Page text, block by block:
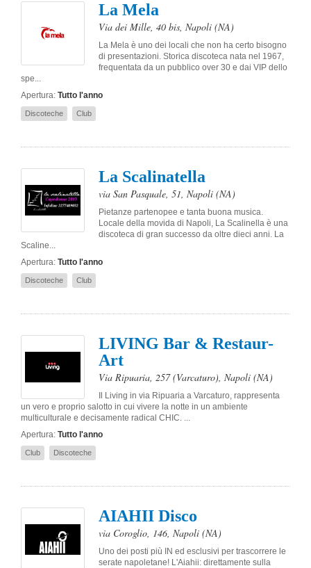
La Mela
Via dei Mille, 40 bis, Napoli (NA)
La Mela è uno dei locali che non ha certo bisogno
di presentazioni. Storica discoteca nata nel 1967,
frequentata da un pubblico over 30 e dai VIP dello
spe...
Apertura: Tutto l'anno
Discoteche Club
La Scalinatella
via San Pasquale, 51, Napoli (NA)
Pietanze partenopee e tanta buona musica.
Locale della movida di Napoli, La Scalinella è una
discoteca di gran successo da oltre dieci anni. La
Scaline...
Apertura: Tutto l'anno
Discoteche Club
LIVING Bar & Restaur-
Art
Via Ripuaria, 257 (Varcaturo), Napoli (NA)
Il Living in via Ripuaria a Varcaturo, rappresenta
un vero e proprio salotto in cui vivere la notte in un ambiente
multiculturale e decisamente radical CHIC. ...
Apertura: Tutto l'anno
Club Discoteche
AIAHII Disco
via Coroglio, 146, Napoli (NA)
Uno dei posti più IN ed esclusivi per trascorrere le
serate napoletane! L'Aiahii: direttamente sulla